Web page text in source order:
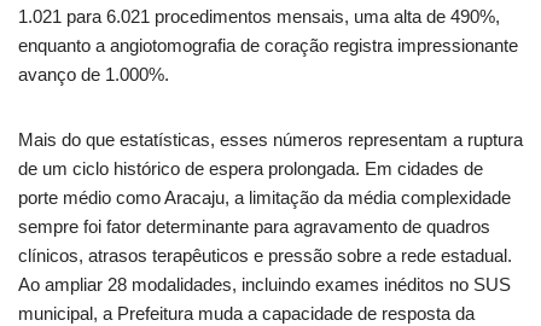
1.021 para 6.021 procedimentos mensais, uma alta de 490%,
enquanto a angiotomografia de coração registra impressionante
avanço de 1.000%.
Mais do que estatísticas, esses números representam a ruptura
de um ciclo histórico de espera prolongada. Em cidades de
porte médio como Aracaju, a limitação da média complexidade
sempre foi fator determinante para agravamento de quadros
clínicos, atrasos terapêuticos e pressão sobre a rede estadual.
Ao ampliar 28 modalidades, incluindo exames inéditos no SUS
municipal, a Prefeitura muda a capacidade de resposta da